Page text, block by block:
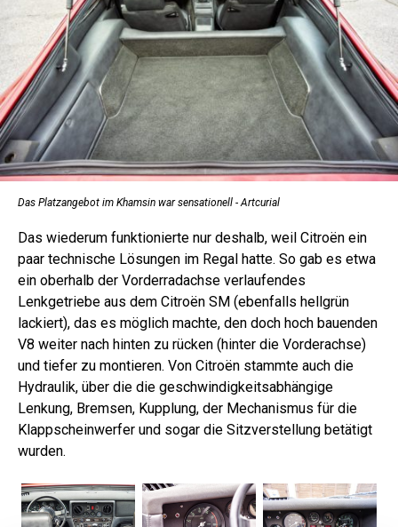
Das Platzangebot im Khamsin war sensationell - Artcurial
Das wiederum funktionierte nur deshalb, weil Citroën ein
paar technische Lösungen im Regal hatte. So gab es etwa
ein oberhalb der Vorderradachse verlaufendes
Lenkgetriebe aus dem Citroën SM (ebenfalls hellgrün
lackiert), das es möglich machte, den doch hoch bauenden
V8 weiter nach hinten zu rücken (hinter die Vorderachse)
und tiefer zu montieren. Von Citroën stammte auch die
Hydraulik, über die die geschwindigkeitsabhängige
Lenkung, Bremsen, Kupplung, der Mechanismus für die
Klappscheinwerfer und sogar die Sitzverstellung betätigt
wurden.